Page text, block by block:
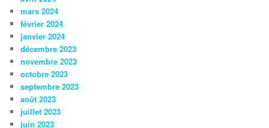
mars 2024
février 2024
janvier 2024
décembre 2023
novembre 2023
octobre 2023
septembre 2023
août 2023
juillet 2023
juin 2023